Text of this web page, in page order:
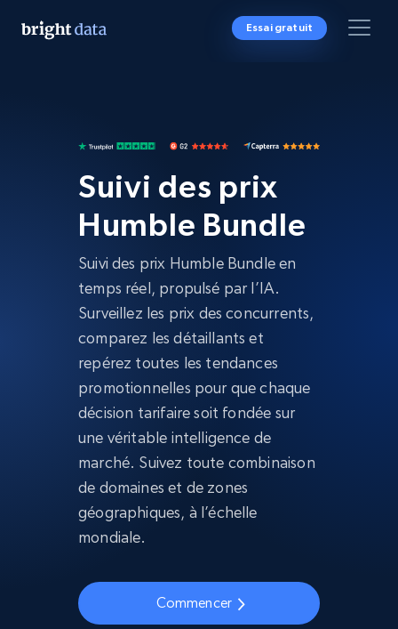
Essai gratuit
Suivi des prix
Humble Bundle
Suivi des prix Humble Bundle en
temps réel, propulsé par l’IA.
Surveillez les prix des concurrents,
comparez les détaillants et
repérez toutes les tendances
promotionnelles pour que chaque
décision tarifaire soit fondée sur
une véritable intelligence de
marché. Suivez toute combinaison
de domaines et de zones
géographiques, à l’échelle
mondiale.
Commencer